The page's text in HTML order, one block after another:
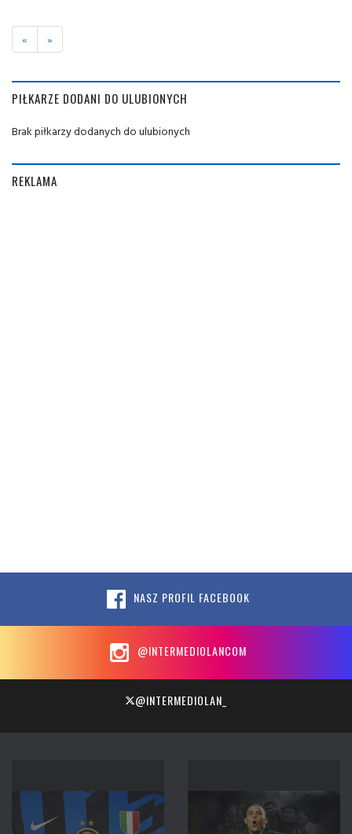
« »
PIŁKARZE DODANI DO ULUBIONYCH
Brak piłkarzy dodanych do ulubionych
REKLAMA
NASZ PROFIL FACEBOOK
@INTERMEDIOLANCOM
@INTERMEDIOLAN_